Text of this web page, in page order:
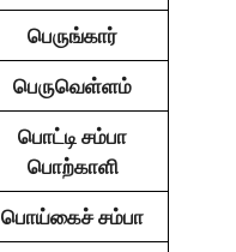
பெருங்கார்
பெருவெள்ளம்
பொட்டி சம்பா
பொற்காளி
பொய்கைச் சம்பா